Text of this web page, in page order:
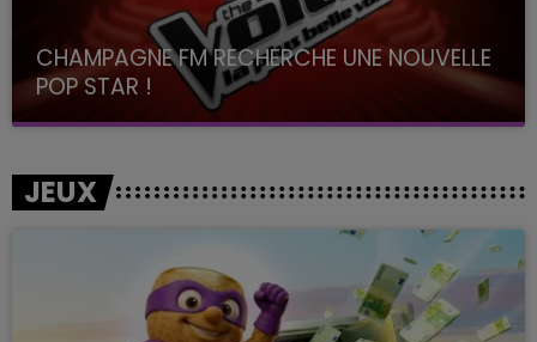
CHAMPAGNE FM RECHERCHE UNE NOUVELLE
POP STAR !
Toute la journée sur Champagne FM
JEUX